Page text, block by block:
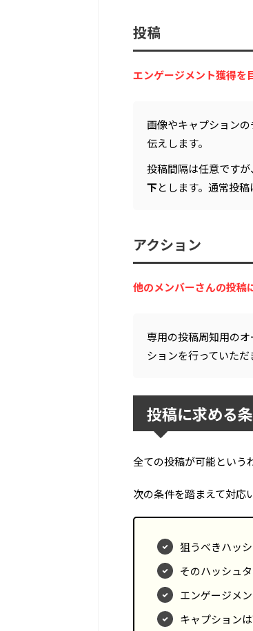
投稿
エンゲージメント獲得を
画像やキャプション
伝えします。
投稿間隔は任意です
下とします。通常投
アクション
他のメンバーさんの投稿
専用の投稿周知用の
ションを行っていただ
投稿に求める
全ての投稿が可能という
次の条件を踏まえて対応
狙うべきハッ
そのハッシュ
エンゲージメ
キャプション